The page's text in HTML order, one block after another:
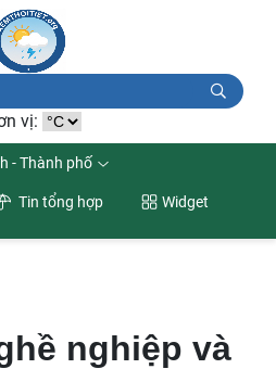
vị:
- Thành phố
Tin tổng hợp Widget
nghiệp và